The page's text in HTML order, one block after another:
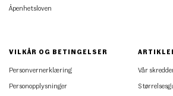
Åpenhetsloven
VILKÅR OG BETINGELSER
Personvernerklæring
Personopplysninger
Vår